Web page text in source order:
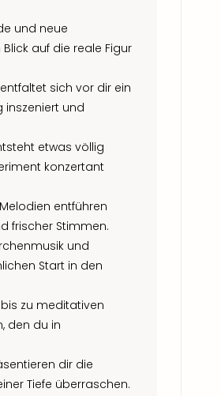
und neue
auf die reale Figur
sich vor dir ein
inszeniert und
etwas völlig
konzertant
entführen
frischer Stimmen.
und
Start in den
zu meditativen
den du in
dir die
Tiefe überraschen.